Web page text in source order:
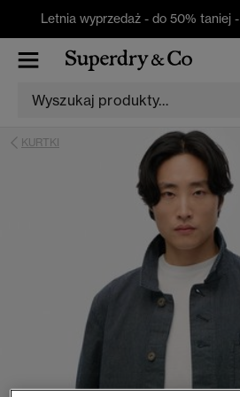
Letnia wyprzedaż - do 50% taniej -
KURTKI